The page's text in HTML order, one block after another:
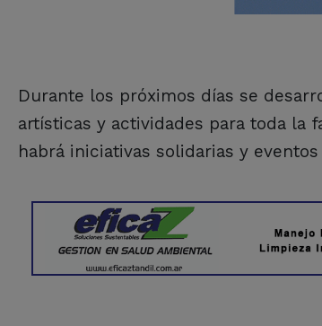
Durante los próximos días se
artísticas y actividades para toda la
habrá iniciativas solidarias y